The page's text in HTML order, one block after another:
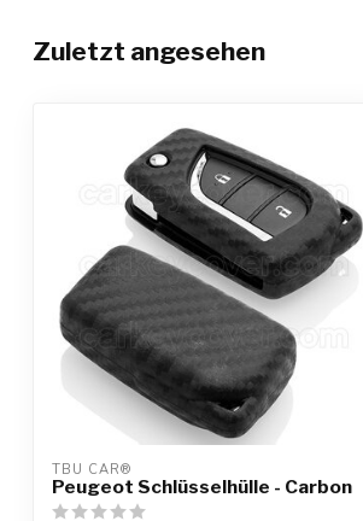
Zuletzt angesehen
TBU CAR®
Peugeot Schlüsselhülle - Carbon